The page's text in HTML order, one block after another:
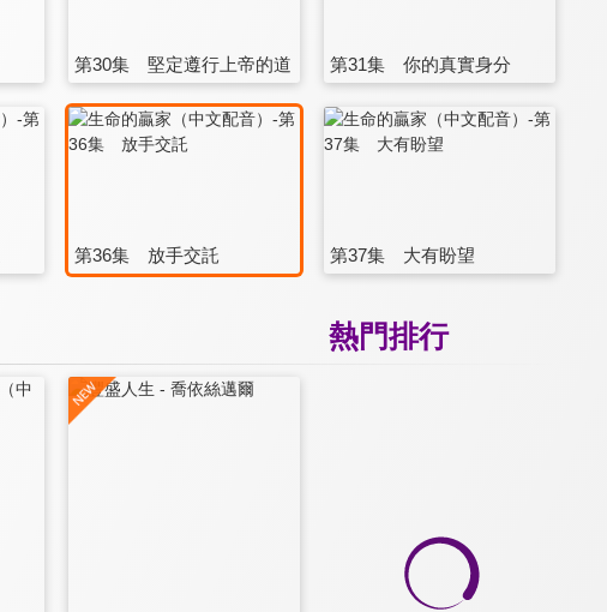
第30集 堅定遵行上帝的道 第31集 你的真實身分
第36集 放手交託 第37集 大有盼望
熱門排行